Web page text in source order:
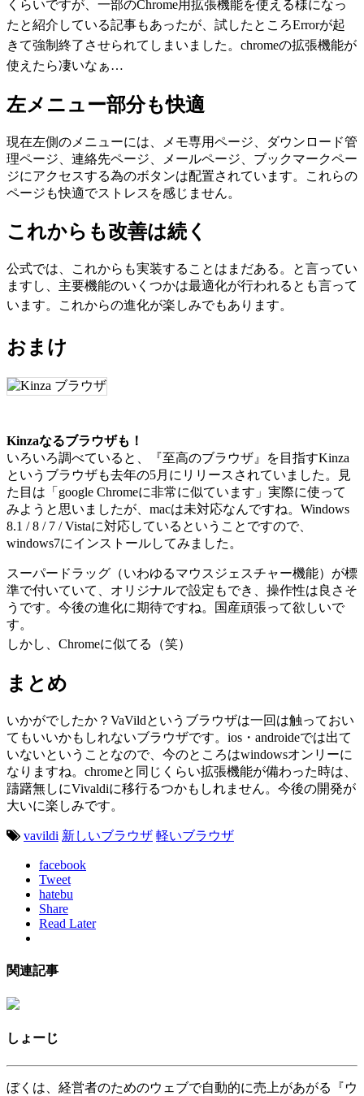
くらいですが、 一部のChrome用拡張機能を使える様になっ
たと紹介している記事もあったが、試したところErrorが起
きて強制終了させられてしまいました。chromeの拡張機能が
使えたら凄いなぁ…
左メニュー部分も快適
現在左側のメニューには、
メモ専用ページ、ダウンロード管
理ページ、連絡先ページ、メールページ、ブックマークペー
ジにアクセスする為のボタンは配置されています。これらの
ページも快適でストレスを感じません。
これからも改善は続く
公式では、これからも実装することはまだある。と言ってい
ますし、主要機能のいくつかは最適化が行われるとも言って
います。
これからの進化が楽しみでもあります。
おまけ
Kinzaなるブラウザも！
いろいろ調べていると、『至高のブラウザ』を目指すKinza
というブラウザも去年の5月にリリースされていました。見
た目は「google Chromeに非常に似ています」実際に使って
みようと思いましたが、macは未対応なんですね。 Windows
8.1 / 8 / 7 / Vistaに対応しているということですので、
windows7にインストールしてみました。
スーパードラッグ（いわゆるマウスジェスチャー機能）が標
準で付いていて、オリジナルで設定もでき、操作性は良さそ
うです。今後の進化に期待ですね。国産頑張って欲しいで
す。
しかし、Chromeに似てる（笑）
まとめ
いかがでしたか？VaVildというブラウザは一回は触っておい
てもいいかもしれないブラウザです。ios・androideでは出て
いないということなので、今のところはwindowsオンリーに
なりますね。chromeと同じくらい拡張機能が備わった時は、
躊躇無しにVivaldiに移行るつかもしれません。今後の開発が
大いに楽しみです。
vavildi 新しいブラウザ 軽いブラウザ
facebook
Tweet
hatebu
Share
Read Later
関連記事
しょーじ
ぼくは、経営者のためのウェブで自動的に売上があがる『ウ